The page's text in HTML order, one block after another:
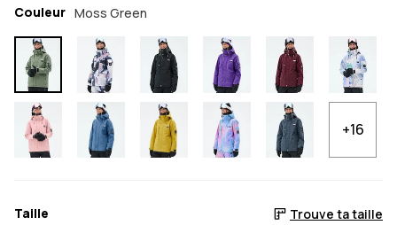
Couleur Moss Green
+16
Taille Trouve ta taille